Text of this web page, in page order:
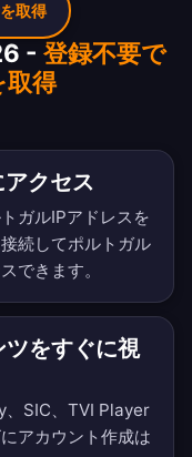
- 登録不要で
得
クセス
ガルIPアドレスを
続してポルトガル
できます。
をすぐに視
、SIC、TVI Player
アカウント作成は
取得